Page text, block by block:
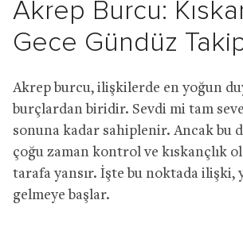
Akrep Burcu:
Gece Gündüz
Akrep burcu, ilişkilerde en yoğun
burçlardan biridir. Sevdi mi tam
sonuna kadar sahiplenir. Ancak bu
çoğu zaman kontrol ve kıskançlık
tarafa yansır. İşte bu noktada ilişki,
gelmeye başlar.